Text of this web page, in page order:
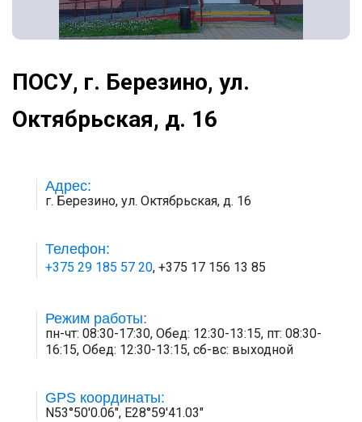
ПОСУ, г. Березино, ул.
Октябрьская, д. 16
Адрес:
г. Березино, ул. Октябрьская, д. 16
Телефон:
+375 29 185 57 20, +375 17 156 13 85
Режим работы:
пн-чт: 08:30-17:30, Обед: 12:30-13:15, пт: 08:30-
16:15, Обед: 12:30-13:15, сб-вс: выходной
GPS координаты:
N53°50'0.06", E28°59'41.03"